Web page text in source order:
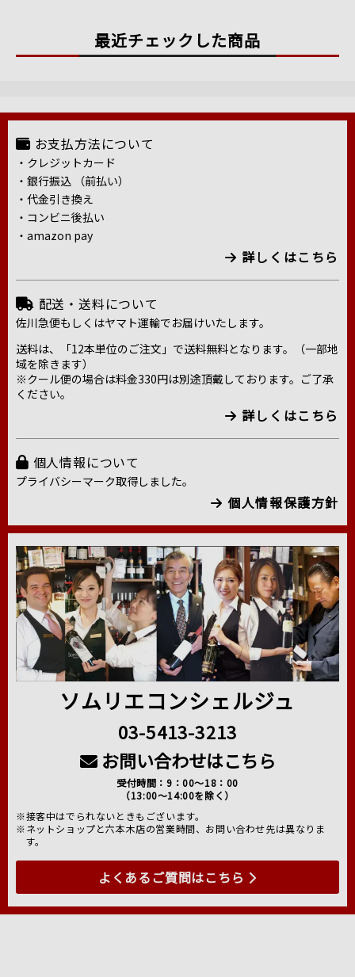
最近チェックした商品
お支払方法について
・クレジットカード
・銀行振込 （前払い）
・代金引き換え
・コンビニ後払い
・amazon pay
詳しくはこちら
配送・送料について
佐川急便もしくはヤマト運輸でお届けいたします。
送料は、「12本単位のご注文」で送料無料となります。（一部地
域を除きます）
※クール便の場合は料金330円は別途頂戴しております。ご了承
ください。
詳しくはこちら
個人情報について
プライバシーマーク取得しました。
個人情報保護方針
ソムリエコンシェルジュ
03-5413-3213
お問い合わせはこちら
受付時間：9：00～18：00
（13:00～14:00を除く）
※接客中はでられないときもございます。
※ネットショップと六本木店の営業時間、お問い合わせ先は異なりま
す。
よくあるご質問はこちら